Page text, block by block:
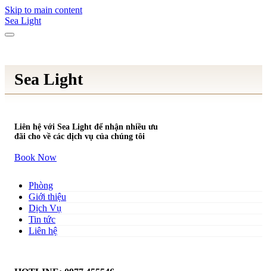
Skip to main content
Sea Light
Sea Light
Liên hệ với Sea Light để nhận nhiều ưu
đãi cho về các dịch vụ của chúng tôi
Book Now
Phòng
Giới thiệu
Dịch Vụ
Tin tức
Liên hệ